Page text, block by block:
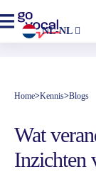
NL-NL
Home>Kennis>Blogs
Wat
Inzichten